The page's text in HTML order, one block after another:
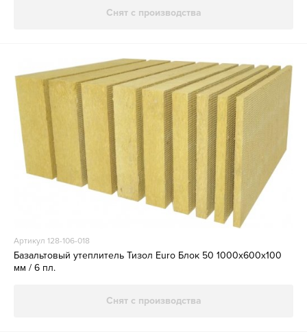
Снят с производства
Артикул 128-106-018
Базальтовый утеплитель Тизол Euro Блок 50 1000х600х100
мм / 6 пл.
Снят с производства